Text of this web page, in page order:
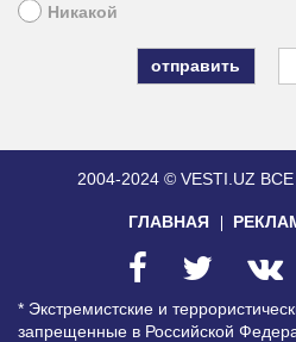
Никакой
2004-2024 © VESTI.UZ
ГЛАВНАЯ
* Экстремистские и
запрещенные в Российской